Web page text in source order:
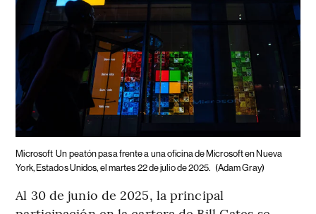
Microsoft Un peatón pasa frente a una oficina de Microsoft en Nueva
York, Estados Unidos, el martes 22 de julio de 2025. (Adam Gray)
Al 30 de junio de 2025, la principal